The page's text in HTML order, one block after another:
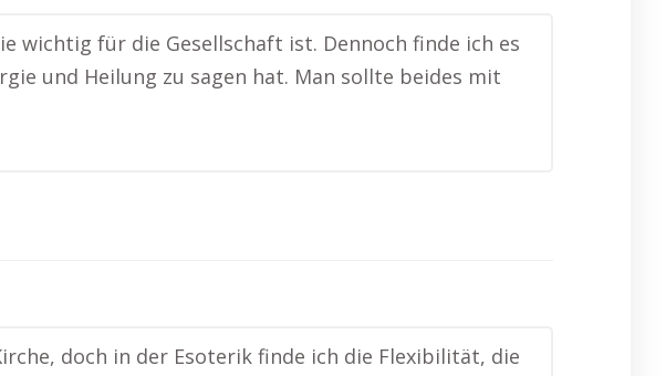
wichtig für die Gesellschaft ist. Dennoch finde ich es
und Heilung zu sagen hat. Man sollte beides mit
doch in der Esoterik finde ich die Flexibilität, die